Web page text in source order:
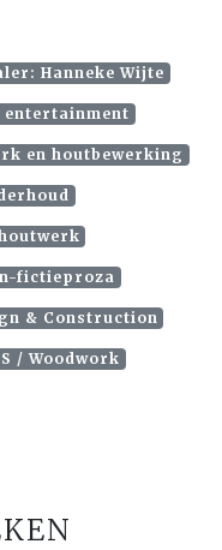
Hanneke Wijte
entertainment
en houtbewerking
fictieproza
& Construction
/ Woodwork